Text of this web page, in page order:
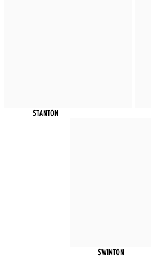
STANTON
SWINTON